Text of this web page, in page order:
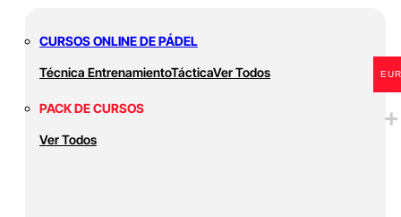
CURSOS ONLINE DE PÁDEL
Técnica EntrenamientoTácticaVer Todos
PACK DE CURSOS
Ver Todos
EUR